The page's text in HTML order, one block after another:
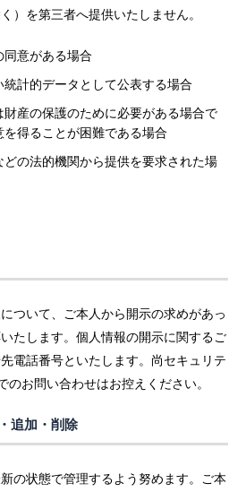
）を第三者へ提供いたしません。
意がある場合
計的データとして公表する場合
産の保護のために必要がある場合で
得ることが困難である場合
の法的機関から提供を要求された場
ついて、ご本人から開示の求めがあっ
たします。個人情報の開示に関するご
電話番号といたします。尚セキュリテ
のお問い合わせはお控えください。
追加・削除
の状態で管理するよう努めます。ご本